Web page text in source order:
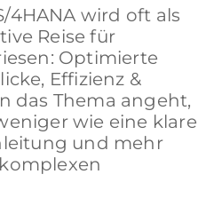
4HANA wird oft als
Reise für
Optimierte
Effizienz &
das Thema angeht,
wie eine klare
und mehr